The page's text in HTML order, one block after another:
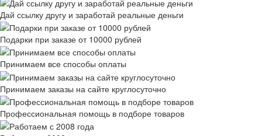
Дай ссылку другу и заработай реальные деньги
Подарки при заказе от 10000 рублей
Принимаем все способы оплаты
Принимаем заказы на сайте круглосуточно
Профессиональная помощь в подборе товаров